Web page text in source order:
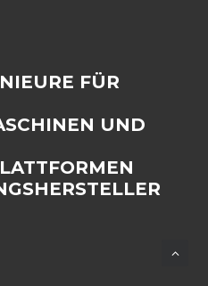
FÜR
UND